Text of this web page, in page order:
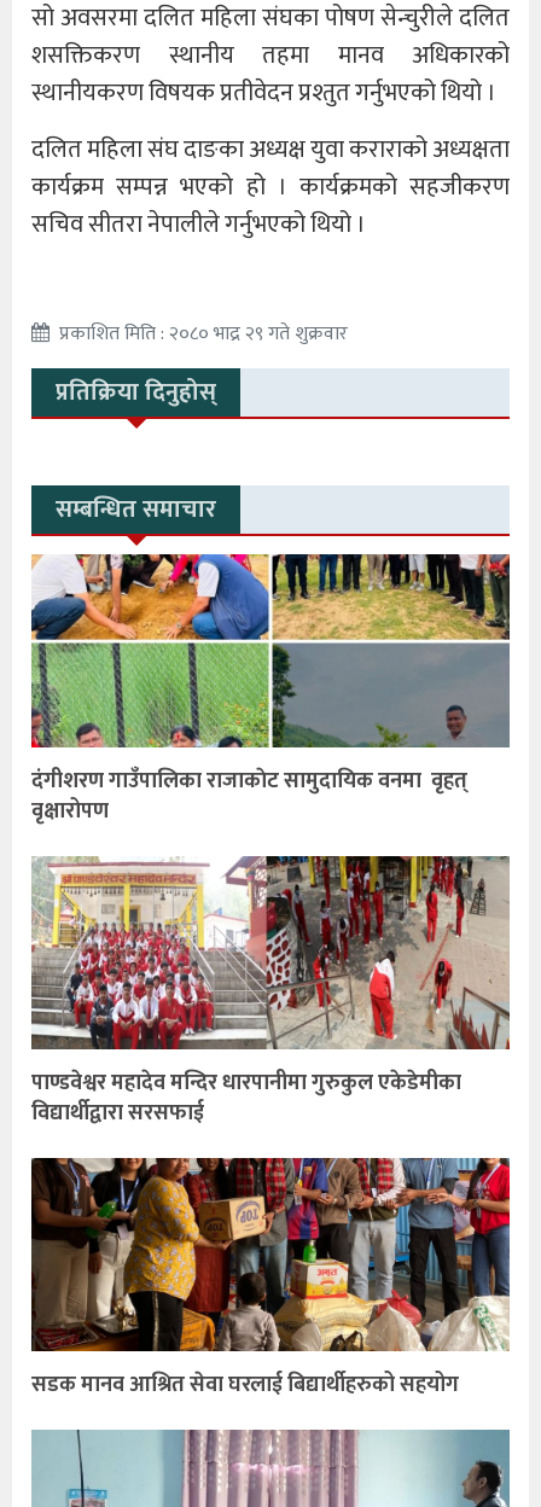
सो अवसरमा दलित महिला संघका पोषण सेन्चुरीले दलित
शसक्तिकरण स्थानीय तहमा मानव अधिकारको
स्थानीयकरण विषयक प्रतीवेदन प्रश्तुत गर्नुभएको थियो ।
दलित महिला संघ दाङका अध्यक्ष युवा कराराको अध्यक्षता
कार्यक्रम सम्पन्न भएको हो । कार्यक्रमको सहजीकरण
सचिव सीतरा नेपालीले गर्नुभएको थियो ।
प्रकाशित मिति : २०८० भाद्र २९ गते शुक्रवार
प्रतिक्रिया दिनुहोस्
सम्बन्धित समाचार
दंगीशरण गाउँपालिका राजाकाेट सामुदायिक वनमा वृहत्
वृक्षारोपण
पाण्डवेश्वर महादेव मन्दिर धारपानीमा गुरुकुल एकेडेमीका
विद्यार्थीद्वारा सरसफाई
सडक मानव आश्रित सेवा घरलाई बिद्यार्थीहरुको सहयोग